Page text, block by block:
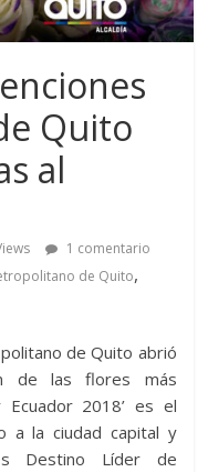
Quito
al
1 comentario
de Quito,
de Quito abrió
de las flores más
Ecuador 2018’ es el
a la ciudad capital y
Destino Líder de